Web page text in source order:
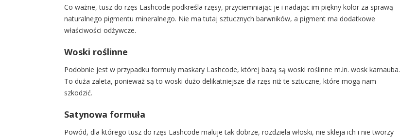
Co ważne, tusz do rzęs Lashcode podkreśla rzęsy, przyciemniając je i nadając im piękny kolor za sprawą
naturalnego pigmentu mineralnego. Nie ma tutaj sztucznych barwników, a pigment ma dodatkowe
właściwości odżywcze.
Woski roślinne
Podobnie jest w przypadku formuły maskary Lashcode, której bazą są woski roślinne m.in. wosk karnauba.
To duża zaleta, ponieważ są to woski dużo delikatniejsze dla rzęs niż te sztuczne, które mogą nam
szkodzić.
Satynowa formuła
Powód, dla którego tusz do rzęs Lashcode maluje tak dobrze, rozdziela włoski, nie skleja ich i nie tworzy